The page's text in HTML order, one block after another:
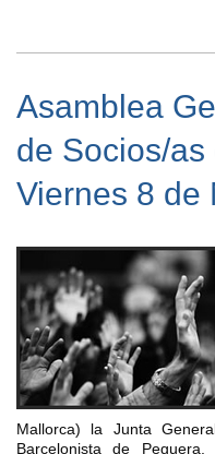
Asamblea
de Socios/
Viernes 8 de
Mallorca) la Junta
Barcelonista de